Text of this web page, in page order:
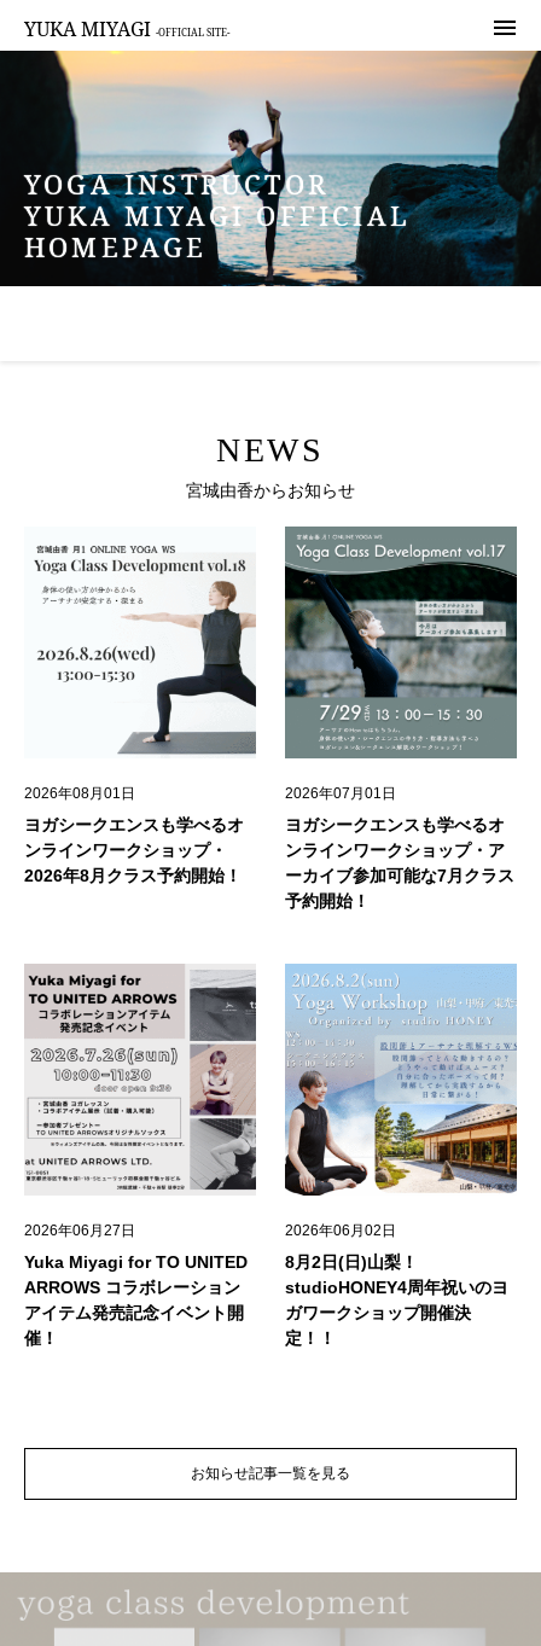
YOGA INSTRUCTOR
YUKA MIYAGI OFFICIAL
HOMEPAGE

YUKA MIYAGI -OFFICIAL SITE-
NEWS
宮城由香からお知らせ
2026年08月01日
ヨガシークエンスも学べるオ
ンラインワークショップ・
2026年8月クラス予約開始！
2026年07月01日
ヨガシークエンスも学べるオ
ンラインワークショップ・ア
ーカイブ参加可能な7月クラス
予約開始！
2026年06月27日
Yuka Miyagi for TO UNITED
ARROWS コラボレーション
アイテム発売記念イベント開
催！
2026年06月02日
8月2日(日)山梨！
studioHONEY4周年祝いのヨ
ガワークショップ開催決
定！！
お知らせ記事一覧を見る